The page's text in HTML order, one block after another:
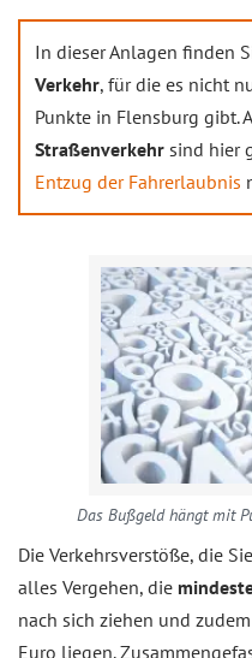
In dieser Anlagen finden
Verkehr, für die es nicht
Punkte in Flensburg gibt.
Straßenverkehr sind hier
Entzug der Fahrerlaubnis
Das Bußgeld hängt mit
Die Verkehrsverstöße, die
alles Vergehen, die
nach sich ziehen und
Euro liegen.